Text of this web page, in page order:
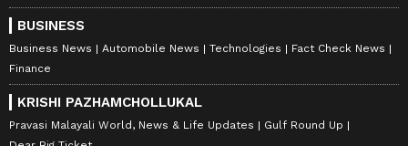
BUSINESS
Business News Automobile News Technologies
Fact Check News
Finance
KRISHI PAZHAMCHOLLUKAL
Pravasi Malayali World, News & Life Updates
Gulf Round Up